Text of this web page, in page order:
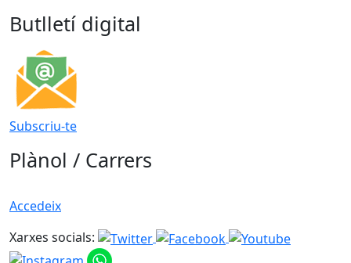
Butlletí digital
Subscriu-te
Plànol / Carrers
Accedeix
Xarxes socials: